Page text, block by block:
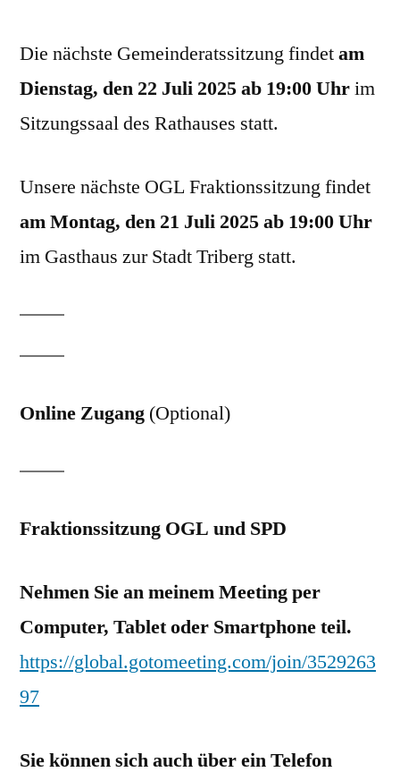
Die nächste Gemeinderatssitzung findetam
Dienstag, den 22 Juli 2025 ab 19:00 Uhrim
Sitzungssaal des Rathauses statt.
Unsere nächste OGL Fraktionssitzung findet
am Montag, den 21 Juli 2025 ab 19:00 Uhr
im Gasthaus zur Stadt Triberg statt.
Online Zugang (Optional)
Fraktionssitzung OGL und SPD
Nehmen Sie an meinem Meeting per
Computer, Tablet oder Smartphone teil.
https://global.gotomeeting.com/join/3529263
97
Sie können sich auch über ein Telefon